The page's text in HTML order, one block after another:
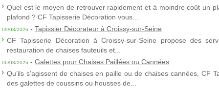
Quel est le moyen de retrouver rapidement et à moindre coût un
plafond ? CF Tapisserie Décoration vous...
09/03/2026 - Tapissier Décorateur à Croissy-sur-Seine
CF Tapisserie Décoration à Croissy-sur-Seine propose des
restauration de chaises fauteuils et...
06/03/2026 - Galettes pour Chaises Paillées ou Cannées
Qu’ils s’agissent de chaises en paille ou de chaises cannées, CF
des galettes de coussins ou housses de...